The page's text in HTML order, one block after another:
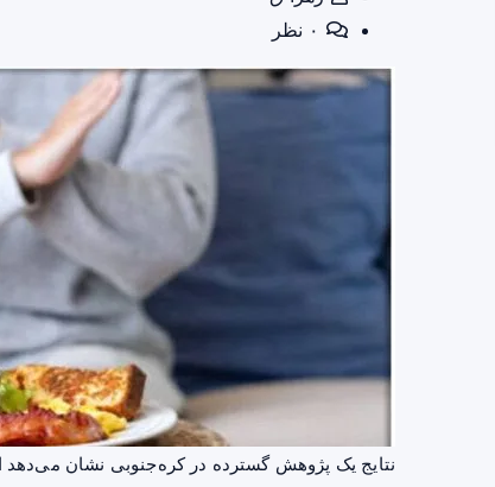
نتایج یک پژوهش گسترده در کره‌جنوبی نشان